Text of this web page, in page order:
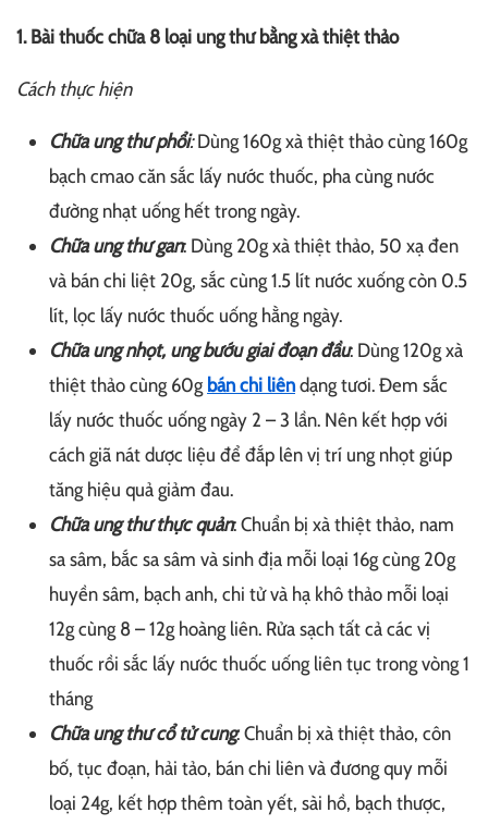
1. Bài thuốc chữa 8 loại ung thư bằng xà thiệt thảo
Cách thực hiện
Chữa ung thư phổi:Dùng 160g xà thiệt thảo cùng 160g
bạch cmao căn sắc lấy nước thuốc, pha cùng nước
đường nhạt uống hết trong ngày.
Chữa ung thư gan: Dùng 20g xà thiệt thảo, 50 xạ đen
và bán chi liệt 20g, sắc cùng 1.5 lít nước xuống còn 0.5
lít, lọc lấy nước thuốc uống hằng ngày.
Chữa ung nhọt, ung bướu giai đoạn đầu: Dùng 120g xà
thiệt thảo cùng 60g bán chi liêndạng tươi. Đem sắc
lấy nước thuốc uống ngày 2 – 3 lần. Nên kết hợp với
cách giã nát dược liệu để đắp lên vị trí ung nhọt giúp
tăng hiệu quả giảm đau.
Chữa ung thư thực quản: Chuẩn bị xà thiệt thảo, nam
sa sâm, bắc sa sâm và sinh địa mỗi loại 16g cùng 20g
huyền sâm, bạch anh, chi tử và hạ khô thảo mỗi loại
12g cùng 8 – 12g hoàng liên. Rửa sạch tất cả các vị
thuốc rồi sắc lấy nước thuốc uống liên tục trong vòng 1
tháng
Chữa ung thư cổ tử cung: Chuẩn bị xà thiệt thảo, côn
bố, tục đoạn, hải tảo, bán chi liên và đương quy mỗi
loại 24g, kết hợp thêm toàn yết, sài hồ, bạch thược,